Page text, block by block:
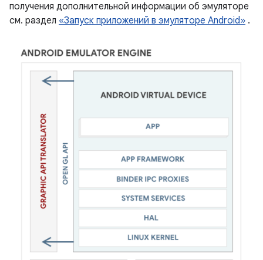
получения дополнительной информации об эмуляторе
см. раздел «Запуск приложений в эмуляторе Android» .